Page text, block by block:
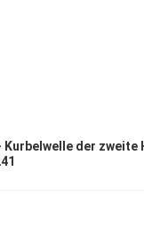
Kurbelwelle der zweite